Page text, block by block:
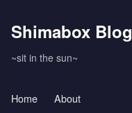
Shimabox Blog
~sit in the sun~
Home About